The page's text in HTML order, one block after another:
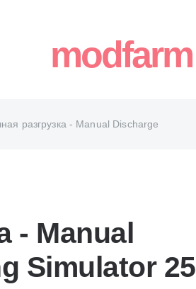
modfarm
разгрузка - Manual Discharge
- Manual
Simulator 25